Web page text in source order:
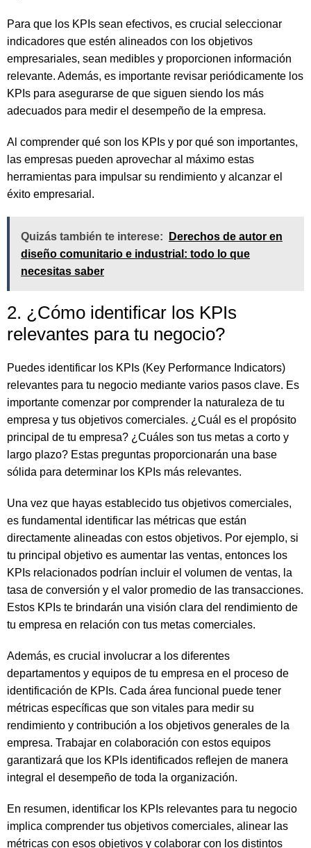
Para que los KPIs sean efectivos, es crucial seleccionar
indicadores que estén alineados con los objetivos
empresariales, sean medibles y proporcionen información
relevante. Además, es importante revisar periódicamente los
KPIs para asegurarse de que siguen siendo los más
adecuados para medir el desempeño de la empresa.
Al comprender qué son los KPIs y por qué son importantes,
las empresas pueden aprovechar al máximo estas
herramientas para impulsar su rendimiento y alcanzar el
éxito empresarial.
Quizás también te interese:
Derechos de autor en
diseño comunitario e industrial: todo lo que
necesitas saber
2. ¿Cómo identificar los KPIs
relevantes para tu negocio?
Puedes identificar los KPIs (Key Performance Indicators)
relevantes para tu negocio mediante varios pasos clave. Es
importante comenzar por comprender la naturaleza de tu
empresa y tus objetivos comerciales. ¿Cuál es el propósito
principal de tu empresa? ¿Cuáles son tus metas a corto y
largo plazo? Estas preguntas proporcionarán una base
sólida para determinar los KPIs más relevantes.
Una vez que hayas establecido tus objetivos comerciales,
es fundamental identificar las métricas que están
directamente alineadas con estos objetivos. Por ejemplo, si
tu principal objetivo es aumentar las ventas, entonces los
KPIs relacionados podrían incluir el volumen de ventas, la
tasa de conversión y el valor promedio de las transacciones.
Estos KPIs te brindarán una visión clara del rendimiento de
tu empresa en relación con tus metas comerciales.
Además, es crucial involucrar a los diferentes
departamentos y equipos de tu empresa en el proceso de
identificación de KPIs. Cada área funcional puede tener
métricas específicas que son vitales para medir su
rendimiento y contribución a los objetivos generales de la
empresa. Trabajar en colaboración con estos equipos
garantizará que los KPIs identificados reflejen de manera
integral el desempeño de toda la organización.
En resumen, identificar los KPIs relevantes para tu negocio
implica comprender tus objetivos comerciales, alinear las
métricas con esos objetivos y colaborar con los distintos